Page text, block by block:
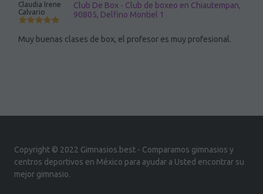
Claudia Irene
Calvario
Club De Box - Club de boxeo en Chiautempan,
90805, Delfino Montiel 1
Muy buenas clases de box, el profesor es muy profesional.
Copyright © 2022 Gimnasios.best - Comparamos gimnasios y
centros deportivos en México para ayudar a Usted encontrar su
mejor gimnasio.